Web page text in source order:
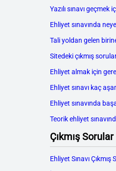
Yazılı sınavı geçmek
Ehliyet sınavında
Tali yoldan gelen
Sitedeki çıkmış
Ehliyet almak için
Ehliyet sınavı kaç
Ehliyet sınavında
Teorik ehliyet
Çıkmış Sorular
Ehliyet Sınavı Çıkmış